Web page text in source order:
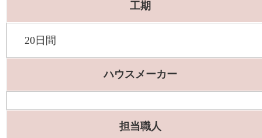
工期
20日間
ハウスメーカー
担当職人